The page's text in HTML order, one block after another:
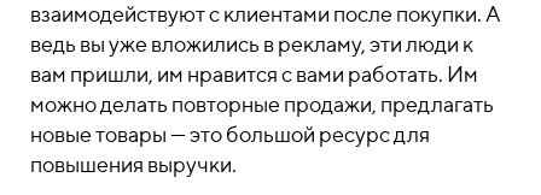
взаимодействуют с клиентами после покупки. А
ведь вы уже вложились в рекламу, эти люди к
вам пришли, им нравится с вами работать. Им
можно делать повторные продажи, предлагать
новые товары — это большой ресурс для
повышения выручки.